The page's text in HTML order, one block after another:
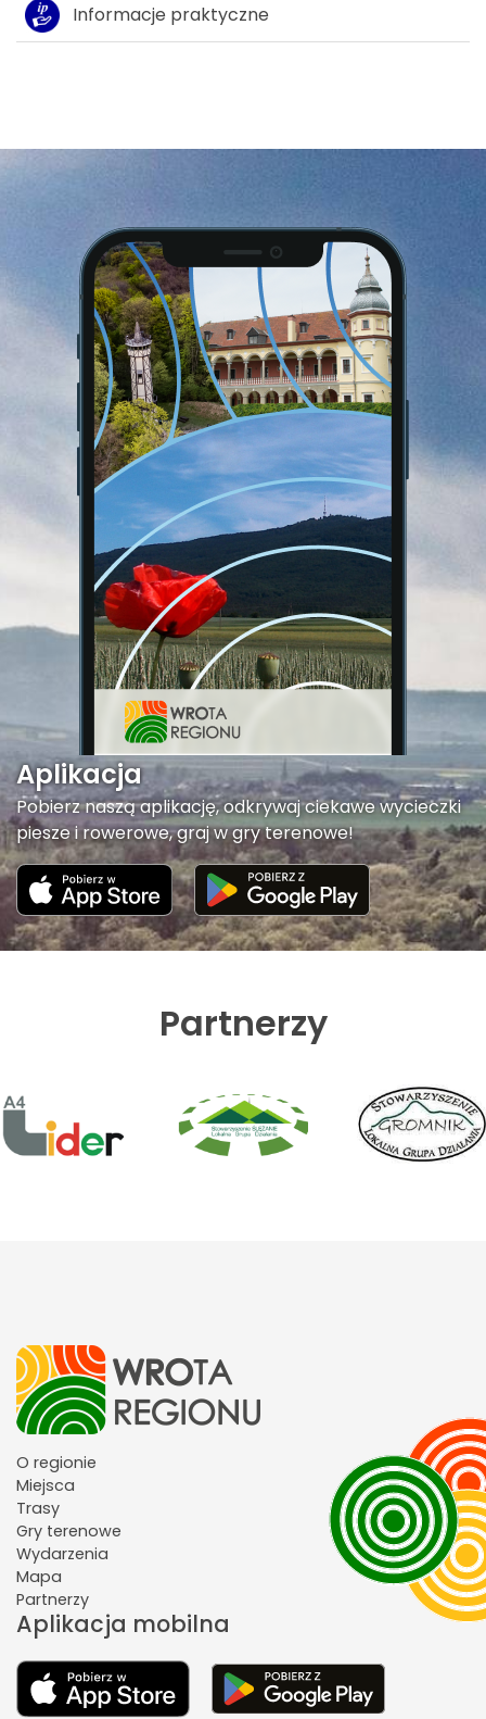
Informacje praktyczne
Aplikacja
Pobierz naszą aplikację, odkrywaj ciekawe wycieczki
piesze i rowerowe, graj w gry terenowe!
Partnerzy
O regionie
Miejsca
Trasy
Gry terenowe
Wydarzenia
Mapa
Partnerzy
Aplikacja mobilna